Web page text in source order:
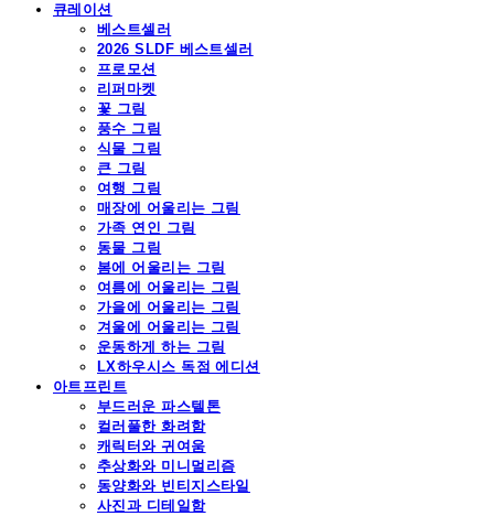
큐레이션
베스트셀러
2026 SLDF 베스트셀러
프로모션
리퍼마켓
꽃 그림
풍수 그림
식물 그림
큰 그림
여행 그림
매장에 어울리는 그림
가족 연인 그림
동물 그림
봄에 어울리는 그림
여름에 어울리는 그림
가을에 어울리는 그림
겨울에 어울리는 그림
운동하게 하는 그림
LX하우시스 독점 에디션
아트프린트
부드러운 파스텔톤
컬러풀한 화려함
캐릭터와 귀여움
추상화와 미니멀리즘
동양화와 빈티지스타일
사진과 디테일함